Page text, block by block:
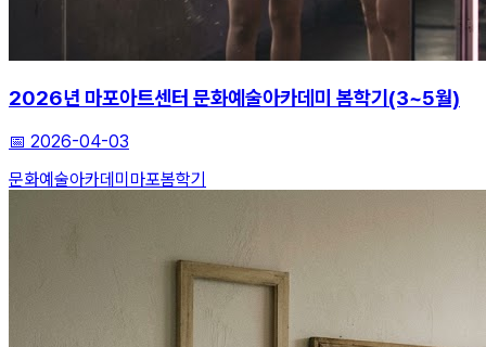
2026년 마포아트센터 문화예술아카데미 봄학기(3~5월)
📅 2026-04-03
문화예술아카데미 마포봄학기